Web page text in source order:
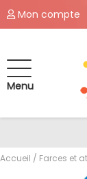
Mon compte
Menu
Accueil / Farces et